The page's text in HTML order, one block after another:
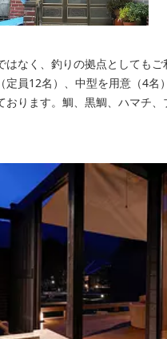
はなく、釣りの拠点としてもご
定員12名）、中型を用意（4名
おります。鯛、黒鯛、ハマチ、
わせた漁場にご案内いたしま